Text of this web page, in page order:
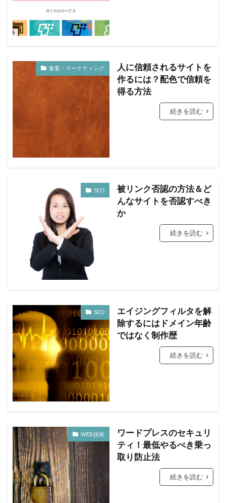
集客・マーケティング
人に信頼されるサイトを
作るには？配色で信頼を
得る方法
続きを読む
SEO
被リンク否認の方法＆ど
んなサイトを否認すべき
か
続きを読む
SEO
エイジングフィルタを解
除するにはドメイン年齢
ではなく制作歴
続きを読む
WEB技術
ワードプレスのセキュリ
ティ！最低やるべき乗っ
取り防止法
続きを読む